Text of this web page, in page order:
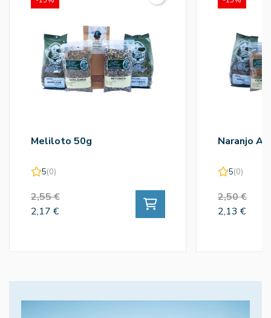
Meliloto 50g
5(0)
2,55 €
2,17 €
Naranjo
5(0)
2,50 €
2,13 €